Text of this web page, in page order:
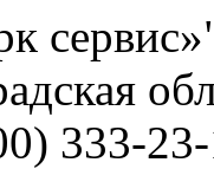
333-